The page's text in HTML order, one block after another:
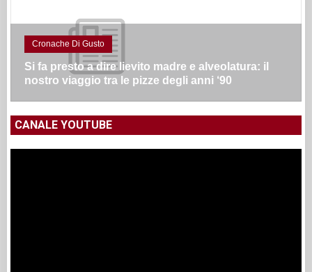
Cronache Di Gusto
Si fa presto a dire lievito madre e alveolatura: il
nostro viaggio tra le pizze degli anni ‘90
CANALE YOUTUBE